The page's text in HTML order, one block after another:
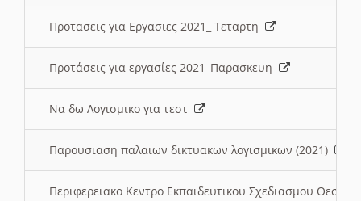
Προτασεις για Εργασιες 2021_ Τεταρτη
Προτάσεις για εργασίες 2021_Παρασκευη
Να δω Λογισμικο για τεστ
Παρουσιαση παλαιων δικτυακων λογισμικων (2021)
Περιφερειακο Κεντρο Εκπαιδευτικου Σχεδιασμου